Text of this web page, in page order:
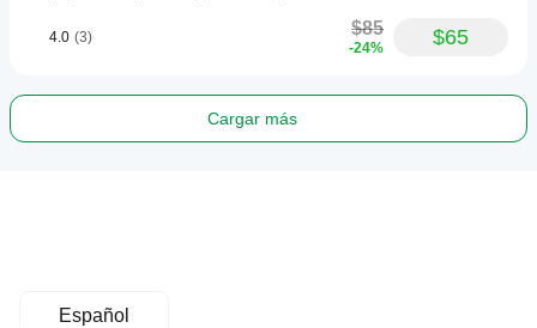
4.0 (3) $85
-24% $65
Cargar más
Español